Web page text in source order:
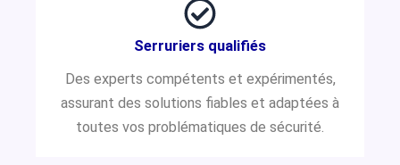
Serruriers qualifiés
Des experts compétents et expérimentés,
assurant des solutions fiables et adaptées à
toutes vos problématiques de sécurité.